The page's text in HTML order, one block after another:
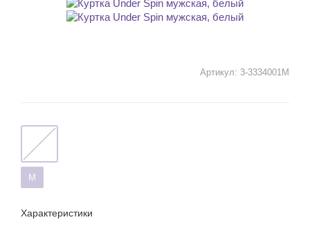
Артикул: 3-3334001M
M
Характеристики